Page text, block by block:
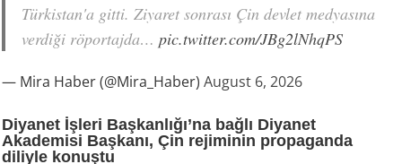
Türkistan'a gitti. Ziyaret sonrası Çin devlet medyasına
verdiği röportajda…pic.twitter.com/JBg2lNhqPS
— Mira Haber (@Mira_Haber)August 6, 2026
Diyanet İşleri Başkanlığı’na bağlı Diyanet
Akademisi Başkanı, Çin rejiminin propaganda
diliyle konuştu